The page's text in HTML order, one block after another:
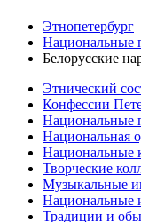
Этнопетербург
Национальные
Белорусские
Этнический
Конфессии
Национальные
Национальная
Национальные
Творческие
Музыкальные
Национальные
Традиции и